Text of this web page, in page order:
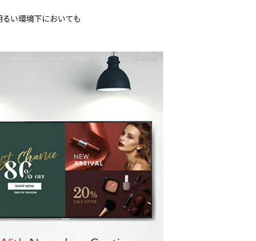
ソリ
ン
保守
キッ
ティ
ング
自治
け
ソリ
い環境下においても